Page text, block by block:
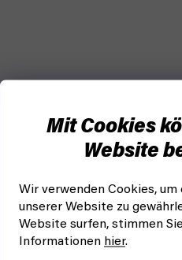
Mit Cookies
Website
Wir verwenden Cookies,
unserer Website zu
Website surfen, stimmen
Informationen hier.